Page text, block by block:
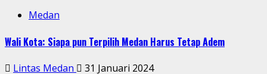
Medan
Wali Kota: Siapa pun Terpilih Medan Harus Tetap Adem
Lintas Medan
31 Januari 2024